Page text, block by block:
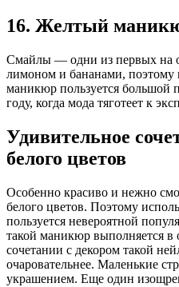
16. Желтый
Смайлы — одни из первых на
лимоном и бананами, поэтому
маникюр пользуется большой
году, когда мода тяготеет к
Удивительное
белого цветов
Особенно красиво и нежно
белого цветов. Поэтому
пользуется невероятной
такой маникюр выполняется в
сочетании с декором такой
очаровательнее. Маленькие
украшением. Еще один